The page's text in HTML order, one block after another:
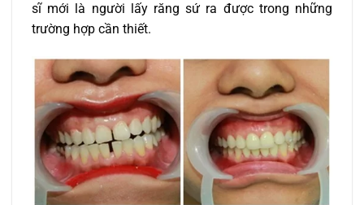
sĩ mới là người lấy răng sứ ra được trong những
trường hợp cần thiết.